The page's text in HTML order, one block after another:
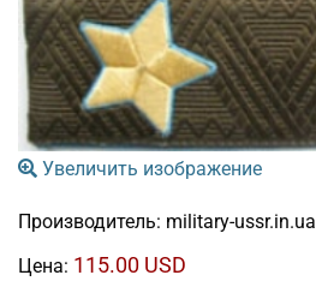
Увеличить изображение
Производитель: military-ussr.in.ua
Цена: 115.00 USD